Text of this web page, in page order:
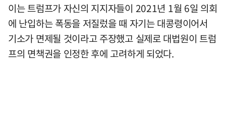
이는 트럼프가 자신의 지지자들이 2021년 1월 6일 의회
에 난입하는 폭동을 저질렀을 때 자기는 대콩령이어서
기소가 면제될 것이라고 주장했고 실제로 대법원이 트럼
프의 면책권을 인정한 후에 고려하게 되었다.